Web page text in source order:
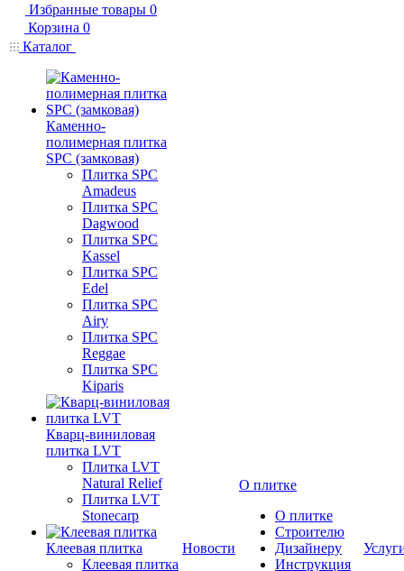
Избранные товары 0
Корзина 0
Каталог
Каменно-
полимерная плитка
SPC (замковая)
Плитка SPC
Amadeus
Плитка SPC
Dagwood
Плитка SPC
Kassel
Плитка SPC
Edel
Плитка SPC
Airy
Плитка SPC
Reggae
Плитка SPC
Kiparis
Кварц-виниловая
плитка LVT
Плитка LVT
Natural Relief
Плитка LVT
Stonecarp
Клеевая плитка
Клеевая плитка
Новости
О плитке
О плитке
Строителю
Дизайнеру
Инструкция